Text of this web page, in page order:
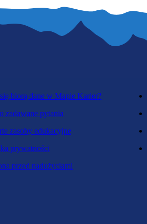
biorą dane w Mapie Karier?
zadawane pytania
zasoby edukacyjne
prywatności
przed nadużyciami